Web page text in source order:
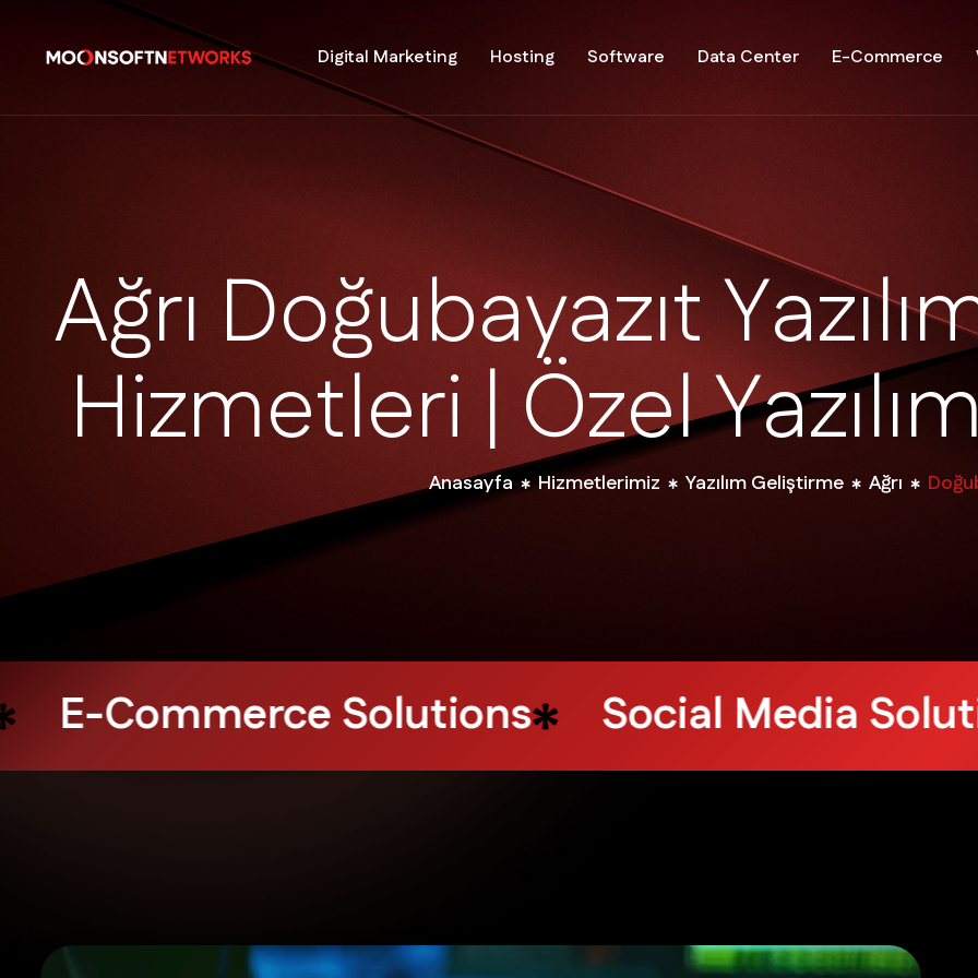
Digital Marketing Hosting Software Data Center E-Commerce
Ağrı DoğubayazıtYazılı
Hizmetleri | ÖzelYazılım
Anasayfa Hizmetlerimiz Yazılım Geliştirme Ağrı
Influencer Marketing Design Services